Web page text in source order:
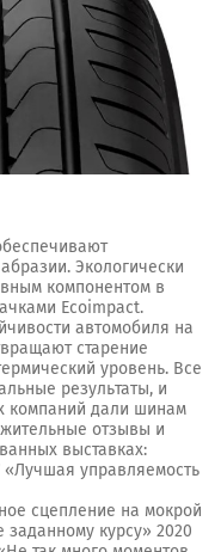
Экологически
компонентом в
Ecoimpact.
автомобиля на
старение
уровень. Все
результаты, и
компаний дали шинам
отзывы и
выставках:
«Лучшая управляемость
сцепление на мокрой
курсу» 2020